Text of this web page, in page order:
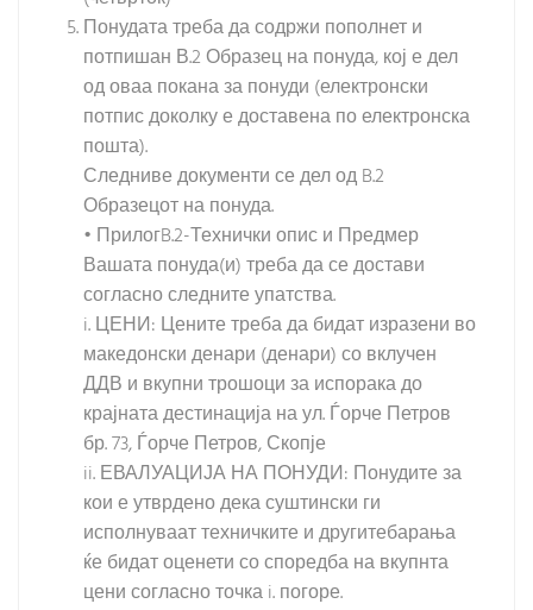
Понудата треба да содржи пополнет и
потпишан В.2 Образец на понуда, кој е дел
од оваа покана за понуди (електронски
потпис доколку е доставена по електронска
пошта).
Следниве документи се дел од B.2
Образецот на понуда.
• ПрилогB.2-Технички опис и Предмер
Вашата понуда(и) треба да се достави
согласно следните упатства.
i. ЦЕНИ: Цените треба да бидат изразени во
македонски денари (денари) со вклучен
ДДВ и вкупни трошоци за испорака до
крајната дестинација на ул. Ѓорче Петров
бр. 73, Ѓорче Петров, Скопје
ii. ЕВАЛУАЦИЈА НА ПОНУДИ: Понудите за
кои е утврдено дека суштински ги
исполнуваат техничките и другитебарања
ќе бидат оценети со споредба на вкупнта
цени согласно точка i. погоре.